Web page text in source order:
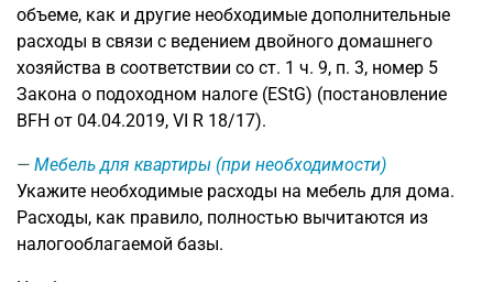
объеме, как и другие необходимые дополнительные
расходы в связи с ведением двойного домашнего
хозяйства в соответствии со ст. 1 ч. 9, п. 3, номер 5
Закона о подоходном налоге (EStG) (постановление
BFH от 04.04.2019, VI R 18/17).
Мебель для квартиры (при необходимости)
Укажите необходимые расходы на мебель для дома.
Расходы, как правило, полностью вычитаются из
налогооблагаемой базы.